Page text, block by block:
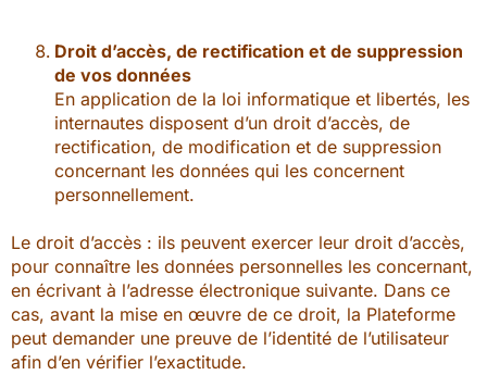
Droit d’accès, de rectification et de suppression
de vos données
En application de la loi informatique et libertés, les
internautes disposent d’un droit d’accès, de
rectification, de modification et de suppression
concernant les données qui les concernent
personnellement.
Le droit d’accès : ils peuvent exercer leur droit d’accès,
pour connaître les données personnelles les concernant,
en écrivant à l’adresse électronique suivante. Dans ce
cas, avant la mise en œuvre de ce droit, la Plateforme
peut demander une preuve de l’identité de l’utilisateur
afin d’en vérifier l’exactitude.